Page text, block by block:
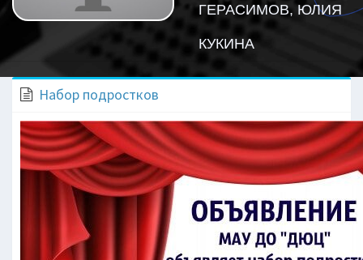
ГЕРАСИМОВ, ЮЛИЯ
КУКИНА
Набор подростков